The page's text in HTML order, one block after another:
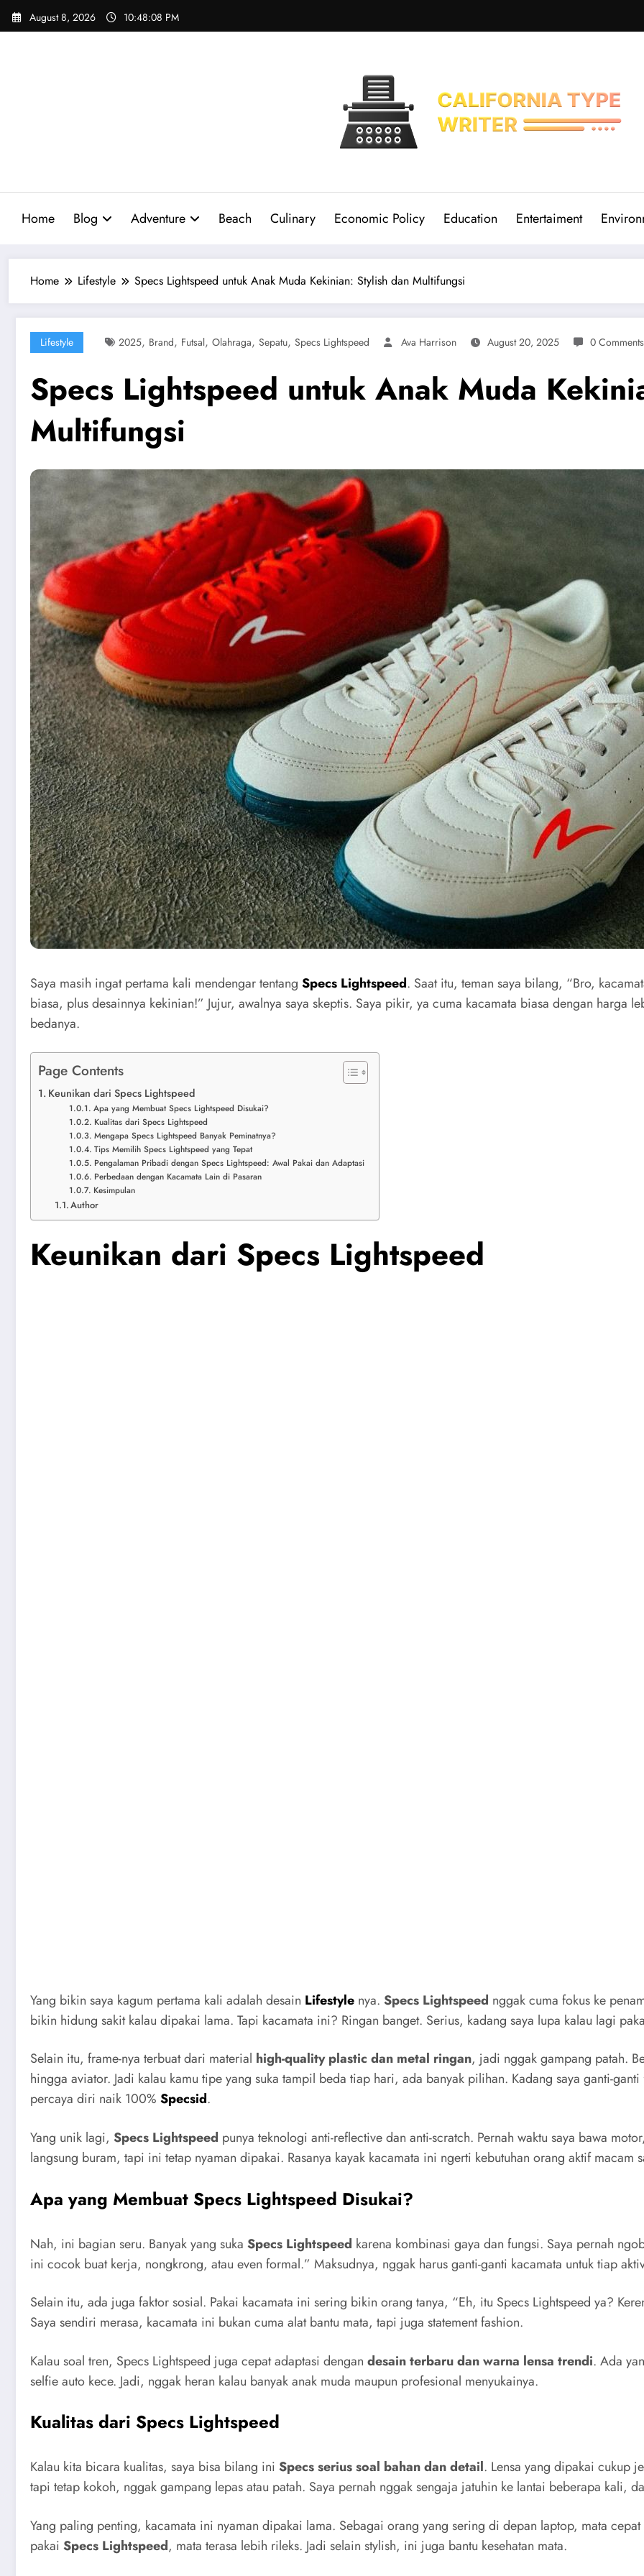
Skip
August 8, 2026 10:48:09 PM
Home Blog Adventure Beach Culinary Economic Policy Education Entertaiment
Home Lifestyle Specs Lightspeed untuk Anak Muda Kekinian: Stylish dan Multifungsi
Lifestyle 2025, Brand, Futsal, Olahraga, Sepatu, Specs Lightspeed Ava Harrison August 20, 2025 0 Comments
Specs Lightspeed untuk Anak Muda
Multifungsi
Saya masih ingat pertama kali mendengar tentang Specs Lightspeed. Saat itu, teman saya bilang, “Bro,
biasa, plus desainnya kekinian!” Jujur, awalnya saya skeptis. Saya pikir, ya cuma kacamata biasa dengan harga
bedanya.
Page Contents
Keunikan dari Specs Lightspeed
Apa yang Membuat Specs Lightspeed Disukai?
Kualitas dari Specs Lightspeed
Mengapa Specs Lightspeed Banyak Peminatnya?
Tips Memilih Specs Lightspeed yang Tepat
Pengalaman Pribadi dengan Specs Lightspeed: Awal Pakai dan Adaptasi
Perbedaan dengan Kacamata Lain di Pasaran
Kesimpulan
Author
Keunikan dari Specs Lightspeed
Nah, ini bagian seru. Banyak yang sukaSpecs Lightspeedkarena kombinasi gaya dan fungsi. Saya pernah
Selain itu, ada juga faktor sosial. Pakai kacamata ini sering bikin orang tanya, “Eh, itu Specs Lightspeed ya?
Saya sendiri merasa, kacamata ini bukan cuma alat bantu mata, tapi juga statement fashion.
Kalau soal tren, Specs Lightspeed juga cepat adaptasi dengandesain terbaru dan warna lensa trendi. Ada
selfie auto kece. Jadi, nggak heran kalau banyak anak muda maupun profesional menyukainya.
Kualitas dari Specs Lightspeed
Kalau kita bicara kualitas, saya bisa bilang iniSpecs serius soal bahan dan detail . Lensa yang dipakai cukup
tapi tetap kokoh, nggak gampang lepas atau patah. Saya pernah nggak sengaja jatuhin ke lantai beberapa kali,
Yang paling penting, kacamata ini nyaman dipakai lama. Sebagai orang yang sering di depan laptop, mata
pakaiSpecs Lightspeed, mata terasa lebih rileks. Jadi selain stylish, ini juga bantu kesehatan mata.
Selain itu, Specs Lightspeed kadang dilengkapi denganfitur polarizedyang bikin nyaman buat berkendara
matahari langsung ke mata, tapi lensa ini bikin pandangan tetap jelas tanpa silau. Keren kan?
Mengapa Specs Lightspeed Banyak Peminatnya?
Kalau ditanya kenapa banyak peminat, menurut saya ada beberapa faktor:
Kenyamanan tinggi– Ringan, fleksibel, cocok dipakai lama.
Kualitas premium